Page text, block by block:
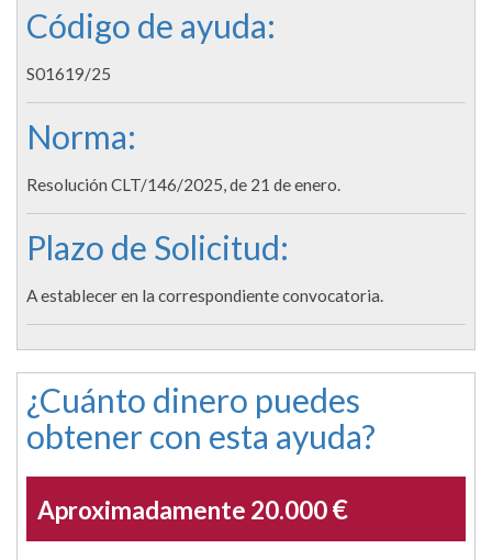
Código de ayuda:
S01619/25
Norma:
Resolución CLT/146/2025, de 21 de enero.
Plazo de Solicitud:
A establecer en la correspondiente convocatoria.
¿Cuánto dinero puedes
obtener con esta ayuda?
Aproximadamente 20.000€